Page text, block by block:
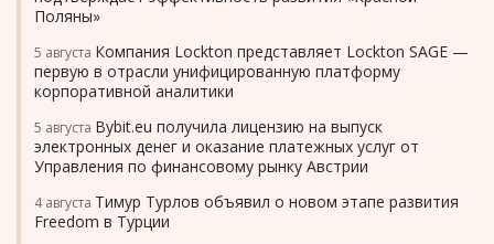
Поляны»
5 августа Компания Lockton представляет Lockton SAGE —
первую в отрасли унифицированную платформу
корпоративной аналитики
5 августа Bybit.eu получила лицензию на выпуск
электронных денег и оказание платежных услуг от
Управления по финансовому рынку Австрии
4 августа Тимур Турлов объявил о новом этапе развития
Freedom в Турции